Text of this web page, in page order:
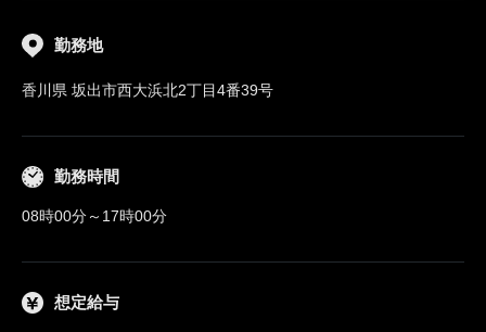
勤務地
香川県 坂出市西大浜北2丁目4番39号
勤務時間
08時00分～17時00分
想定給与